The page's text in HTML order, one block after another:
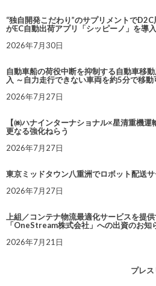
“独自開発こだわり”のサプリメントで
がEC自動出荷アプリ「シッピーノ」を導入
2026年7月30日
自動車船の荷役中断を抑制する自動車移
入 ～自力走行できない車両を約5分で移動
2026年7月27日
【㈱ハナインターナショナル×星清重機
更なる強化ねらう
2026年7月27日
東京ミッドタウン八重洲でロボット配送
2026年7月27日
上組／コンテナ物流最適化サービスを提
「OneStream株式会社」への出資のお知
2026年7月21日
プレ